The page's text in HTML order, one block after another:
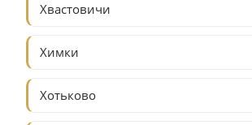
Хвастовичи
Химки
Хотьково